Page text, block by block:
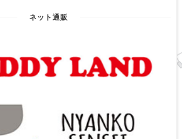
ネット通販